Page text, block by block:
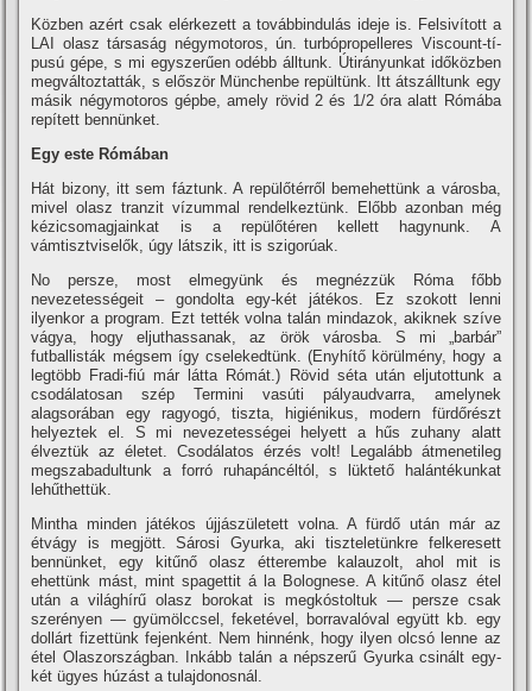
Közben azért csak elérkezett a továbbindulás ideje is. Felsiví­tott a
LAI olasz társaság négymotoros, ún. turbópropelleres Viscount-tí­
pusú gépe, s mi egyszerűen odébb álltunk. Útirányunkat időközben
megváltoztatták, s először Münchenbe repültünk. Itt átszálltunk egy
másik négymotoros gépbe, amely rövid 2 és 1/2 óra alatt Rómába
repí­tett bennünket.
Egy este Rómában
Hát bizony, itt sem fáztunk. A repülőtérről bemehettünk a városba,
mivel olasz tranzit ví­zummal rendelkeztünk. Előbb azonban még
kézicsomagjainkat is a repülőtéren kellett hagynunk. A
vámtisztviselők, úgy látszik, itt is szigorúak.
No persze, most elmegyünk és megnézzük Róma főbb
nevezetességeit – gondolta egy-két játékos. Ez szokott lenni
ilyenkor a program. Ezt tették volna talán mindazok, akiknek szí­ve
vágya, hogy eljuthassanak, az örök városba. S mi „barbár”
futballisták mégsem í­gy cselekedtünk. (Enyhí­tő körülmény, hogy a
legtöbb Fradi-fiú már látta Rómát.) Rövid séta után eljutottunk a
csodálatosan szép Termini vasúti pályaudvarra, amelynek
alagsorában egy ragyogó, tiszta, higiénikus, modern fürdőrészt
helyeztek el. S mi nevezetességei helyett a hűs zuhany alatt
élveztük az életet. Csodálatos érzés volt! Legalább átmenetileg
megszabadultunk a forró ruhapáncéltól, s lüktető halántékunkat
lehűthettük.
Mintha minden játékos újjászületett volna. A fürdő után már az
étvágy is megjött. Sárosi Gyurka, aki tiszteletünkre felkeresett
bennünket, egy kitűnő olasz étterembe kalauzolt, ahol mit is
ehettünk mást, mint spagettit á la Bolognese. A kitűnő olasz étel
után a világhí­rű olasz borokat is megkóstoltuk — persze csak
szerényen — gyümölccsel, feketével, borravalóval együtt kb. egy
dollárt fizettünk fejenként. Nem hinnénk, hogy ilyen olcsó lenne az
étel Olaszországban. Inkább talán a népszerű Gyurka csinált egy-
két ügyes húzást a tulajdonosnál.